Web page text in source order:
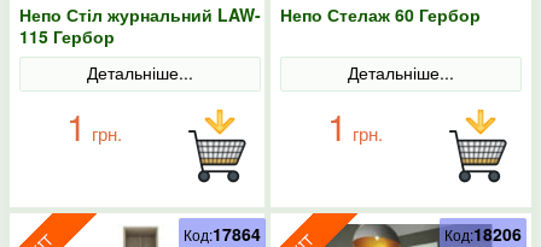
Непо Стіл журнальний LAW-
115 Гербор
Детальніше...
1 грн.
Непо Стелаж 60 Гербор
Детальніше...
1 грн.
Код:17864 Код:18206